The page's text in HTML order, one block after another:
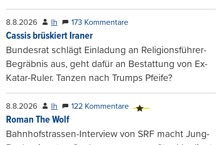
8.8.2026 lh 173 Kommentare
Cassis brüskiert Iraner
Bundesrat schlägt Einladung an Religionsführer-
Begräbnis aus, geht dafür an Bestattung von Ex-
Katar-Ruler. Tanzen nach Trumps Pfeife?
8.8.2026 lh 122 Kommentare
Roman The Wolf
Bahnhofstrassen-Interview von SRF macht Jung-